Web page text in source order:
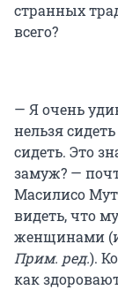
странных
всего?
— Я очень
нельзя
сидеть. Это
замуж? —
Масилисо
видеть, что
женщинами
Прим. ред.).
как